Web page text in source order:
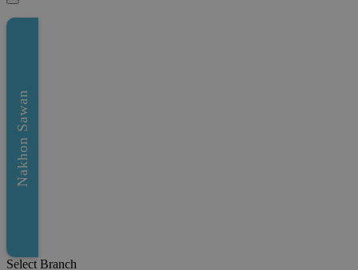
Nakhon Sawan
Select Branch